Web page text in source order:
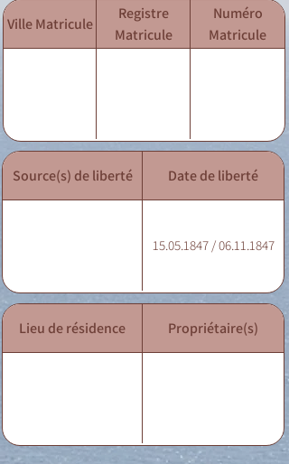
Ville Matricule
Registre
Matricule
Numéro
Matricule
Source(s) de liberté Date de liberté
15.05.1847 / 06.11.1847
Lieu de résidence Propriétaire(s)